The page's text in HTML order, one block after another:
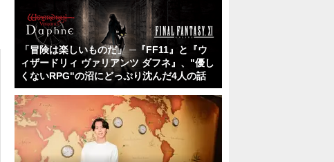
「冒険は楽しいものだ」 ─『FF11』と『ウ
ィザードリィ ヴァリアンツ ダフネ』、"優し
くないRPG"の沼にどっぷり沈んだ4人の話